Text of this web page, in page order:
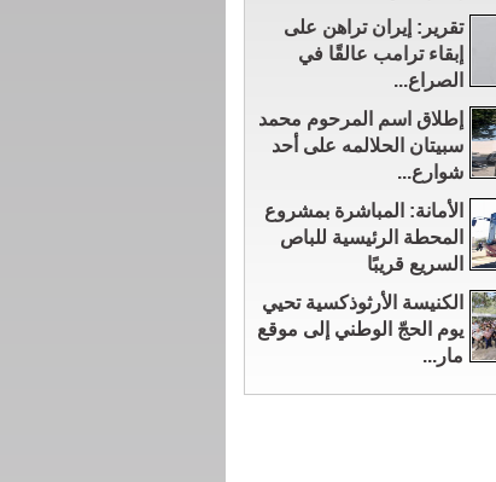
تقرير: إيران تراهن على
إبقاء ترامب عالقًا في
الصراع...
إطلاق اسم المرحوم محمد
سبيتان الحلالمه على أحد
شوارع...
الأمانة: المباشرة بمشروع
المحطة الرئيسية للباص
السريع قريبًا
الكنيسة الأرثوذكسية تحيي
يوم الحجّ الوطني إلى موقع
مار...